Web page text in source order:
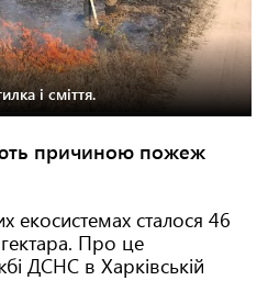
і сміття.
причиною пожеж
екосистемах сталося 46
Про це
ДСНС в Харківській